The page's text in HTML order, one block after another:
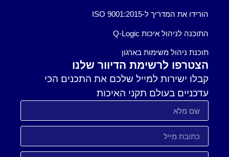
הורידו את המדריך ל-ISO 9001:2015
התוכנה לניהול איכות Q-Logic
תוכנת ניהול משימות בארגון
הצטרפו לרשימת הדיוור שלנו
קבלו ישירות למייל שלכם את התכנים הכי
עדכניים בעולם תקני האיכות